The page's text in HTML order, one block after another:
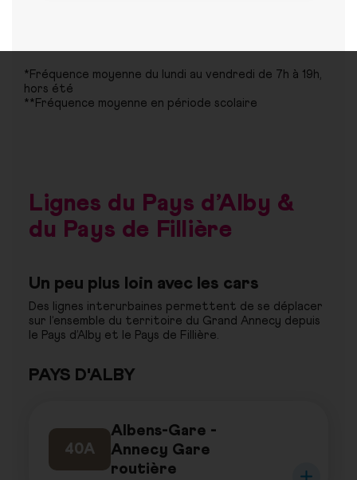
*Fréquence moyenne du lundi au vendredi de 7h à 19h,
hors été
**Fréquence moyenne en période scolaire
Lignes du Pays d’Alby &
du Pays de Fillière
Un peu plus loin avec les cars
Des lignes interurbaines permettent de se déplacer
sur l’ensemble du territoire du Grand Annecy depuis
le Pays d’Alby et le Pays de Fillière.
PAYS D'ALBY
40A
Albens-Gare -
Annecy Gare
routière